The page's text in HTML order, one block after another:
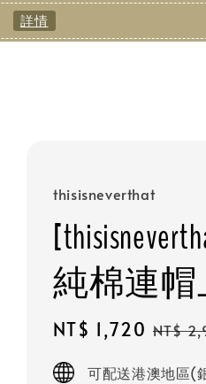
詳情
thisisneverthat
純棉連
Sale
price
NT$ 1,720 NT$
可配送港澳地區(